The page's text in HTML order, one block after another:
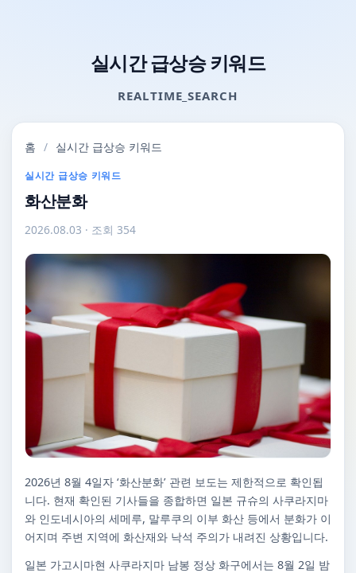
실시간 급상승 키워드
REALTIME_SEARCH
홈 / 실시간 급상승 키워드
실시간 급상승 키워드
화산분화
2026.08.03 · 조회 354
2026년 8월 4일자 ‘화산분화’ 관련 보도는 제한적으로 확인됩
니다. 현재 확인된 기사들을 종합하면 일본 규슈의 사쿠라지마
와 인도네시아의 세메루, 말루쿠의 이부 화산 등에서 분화가 이
어지며 주변 지역에 화산재와 낙석 주의가 내려진 상황입니다.
일본 가고시마현 사쿠라지마 남봉 정상 화구에서는 8월 2일 밤